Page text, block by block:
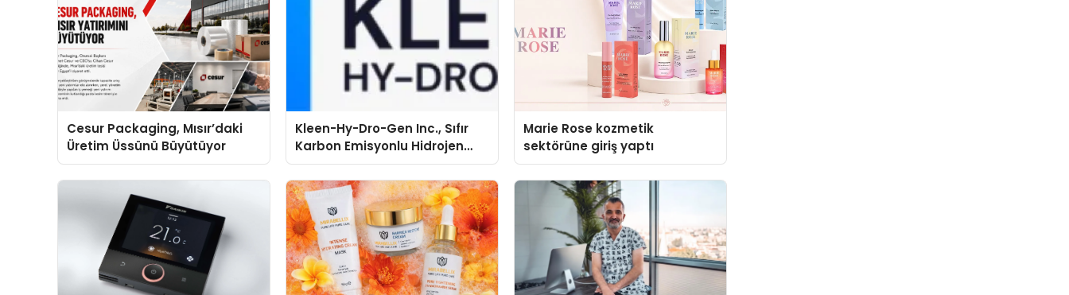
Cesur Packaging, Mısır’daki
Üretim Üssünü Büyütüyor
Kleen-Hy-Dro-Gen Inc., Sıfır
Karbon Emisyonlu Hidrojen
Isıtma Teknolojisinde ISO ve
TSSA Düzenleyici Onaylarını
Aldı
Marie Rose kozmetik
sektörüne giriş yaptı